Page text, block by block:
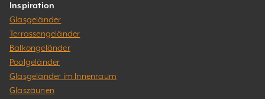
Inspiration
Glasgeländer
Terrassengeländer
Balkongeländer
Poolgeländer
Glasgeländer im Innenraum
Glaszäunen